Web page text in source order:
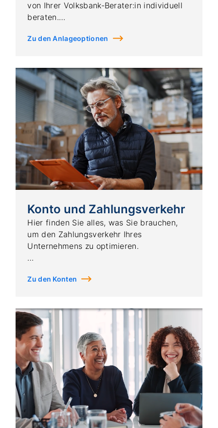
von Ihrer Volksbank-Berater:in individuell
beraten.
Zu den Anlageoptionen
Konto und Zahlungsverkehr
Hier finden Sie alles, was Sie brauchen,
um den Zahlungsverkehr Ihres
Unternehmens zu optimieren.
Zu den Konten